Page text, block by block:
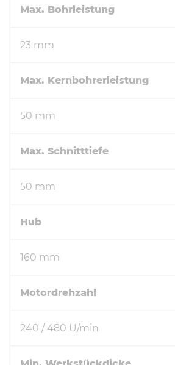
Max. Bohrleistung
23 mm
Max. Kernbohrerleistung
50 mm
Max. Schnitttiefe
50 mm
Hub
160 mm
Motordrehzahl
240 / 480 U/min